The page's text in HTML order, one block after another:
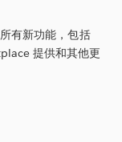
有新功能，包括
提供和其他更